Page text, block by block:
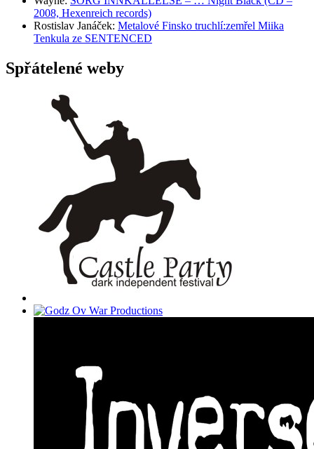
2008, Hexenreich records)
Rostislav Janáček: Metalové Finsko truchlí:zemřel Miika
Tenkula ze SENTENCED
Spřátelené weby